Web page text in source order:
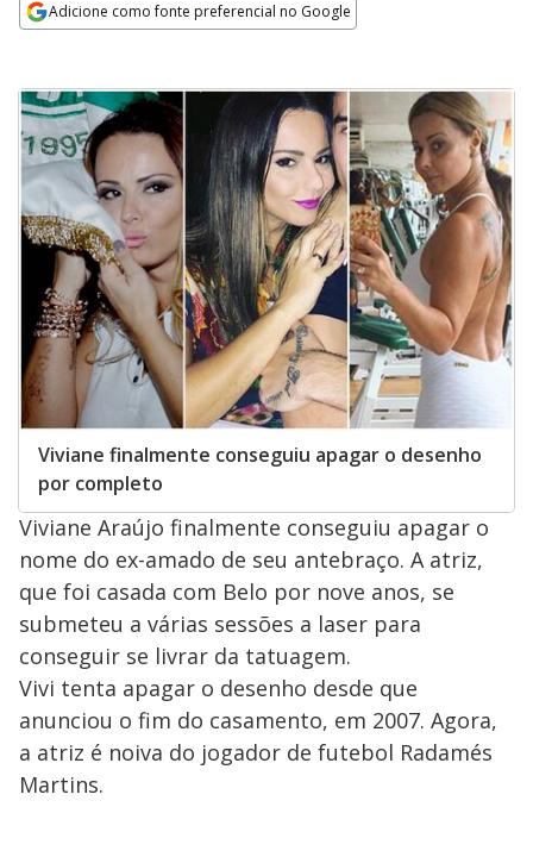
Adicione como fonte preferencial no Google
Viviane finalmente conseguiu apagar o desenho
por completo
Viviane Araújo finalmente conseguiu apagar o
nome do ex-amado de seu antebraço. A atriz,
que foi casada com Belo por nove anos, se
submeteu a várias sessões a laser para
conseguir se livrar da tatuagem.
Vivi tenta apagar o desenho desde que
anunciou o fim do casamento, em 2007. Agora,
a atriz é noiva do jogador de futebol Radamés
Martins.